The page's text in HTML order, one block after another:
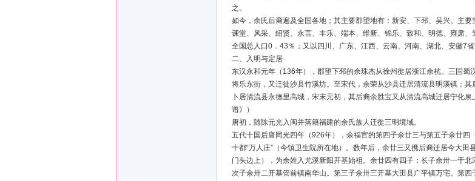
之。
如今，余氏后裔遍及全国各地；其主要郡望地有：新安、下邳、吴兴。主
谏堂、风采、绍贤、永言、丰乐、端本、维新、锦乐、致和、明德、雍肃
全国总人口0．43％；又以四川、广东、江西、云南、河南、湖北、安徽7
二、入明与定居
东汉永和元年（136年），郡望下邳的余珠杰从徐州徙居浙江余杭。三国
将乐东街，又迁徙沙县竹溪坊。至宋代，余荣从沙县迁居清流县明溪镇；
卜居清流县永德里高城，宋末元初，其后裔余胜宝又从清流高城迁居宁化
谱》）
唐初，随陈元光入闽并落籍福建的余氏族人迁徙三明境域。
五代十国后唐同光四年（926年），余福官的第四子余廿三与第五子余廿
十都“万人庄”（今镇卫生院所在地）。数年后，余廿三又携后裔迁居今大
门头边上），为余姓入尤溪新阳开基始祖。余廿四有四子：长子余卅一于
次子余卅二开基管前镇南华山。第三子余卅三开基大田县广平镇万宅。第